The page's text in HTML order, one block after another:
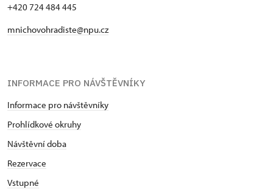
+420 724 484 445
mnichovohradiste@npu.cz
INFORMACE PRO NÁVŠTĚVNÍKY
Informace pro návštěvníky
Prohlídkové okruhy
Návštěvní doba
Rezervace
Vstupné